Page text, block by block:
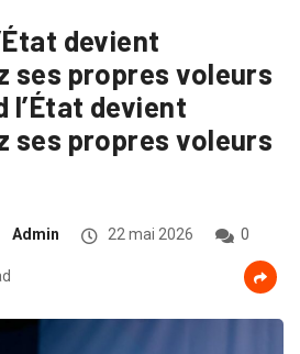
devient
ses propres voleurs
l’État devient
ses propres voleurs
Admin 22 mai 2026 0